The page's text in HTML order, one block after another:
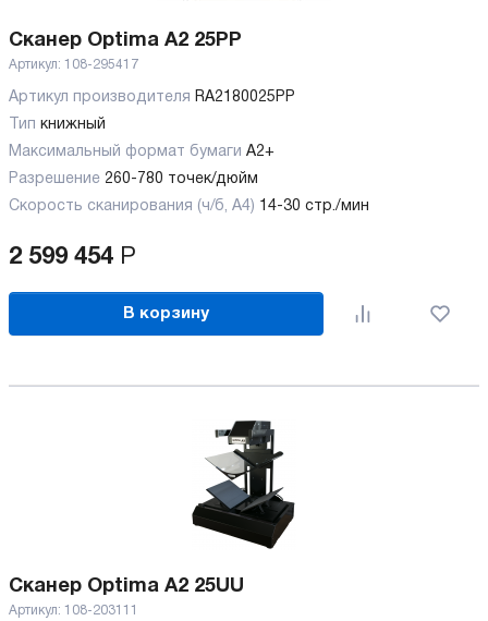
Сканер Optima A2 25PP
Артикул: 108-295417
Артикул производителя RA2180025PP
Тип книжный
Максимальный формат бумаги А2+
Разрешение 260-780 точек/дюйм
Скорость сканирования (ч/б, А4) 14-30 стр./мин
2 599 454 Р
В корзину
Сканер Optima A2 25UU
Артикул: 108-203111